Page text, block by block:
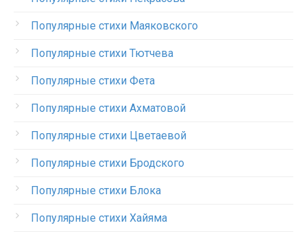
Популярные стихи Маяковского
Популярные стихи Тютчева
Популярные стихи Фета
Популярные стихи Ахматовой
Популярные стихи Цветаевой
Популярные стихи Бродского
Популярные стихи Блока
Популярные стихи Хайяма